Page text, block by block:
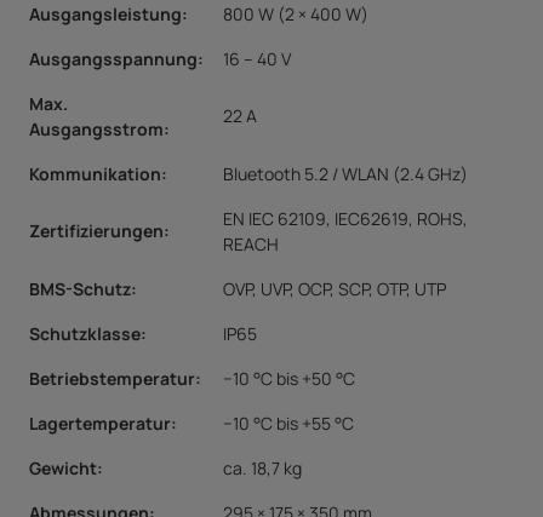
Ausgangsleistung:
800 W (2 × 400 W)
Ausgangsspannung:
16 – 40 V
Max.
Ausgangsstrom:
22 A
Kommunikation: Bluetooth 5.2 / WLAN (2.4 GHz)
Zertifizierungen:
EN IEC 62109, IEC62619, ROHS,
REACH
BMS-Schutz:
OVP, UVP, OCP, SCP, OTP, UTP
Schutzklasse:
IP65
Betriebstemperatur:
−10 °C bis +50 °C
Lagertemperatur:
−10 °C bis +55 °C
Gewicht:
ca. 18,7 kg